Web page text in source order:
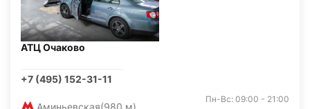
АТЦ Очаково
+7 (495) 152-31-11
Аминьевская(980 м)
Пн-Вс: 09:00 - 21:00